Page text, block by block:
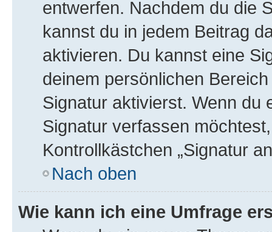
entwerfen. Nachdem du die
kannst du in jedem Beitrag
aktivieren. Du kannst eine
deinem persönlichen
Signatur aktivierst. Wenn du
Signatur verfassen
Kontrollkästchen „Signatur
Nach oben
Wie kann ich eine Umfrage